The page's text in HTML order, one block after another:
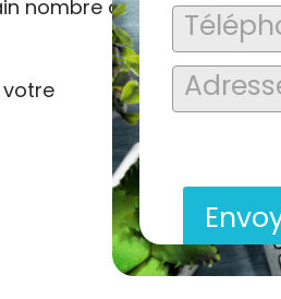
nombre de
votre